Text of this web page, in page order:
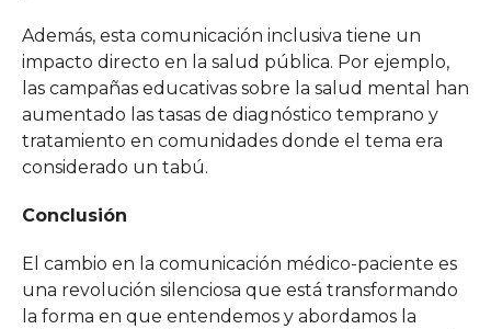
Además, esta comunicación inclusiva tiene un
impacto directo en la salud pública. Por ejemplo,
las campañas educativas sobre la salud mental han
aumentado las tasas de diagnóstico temprano y
tratamiento en comunidades donde el tema era
considerado un tabú.
Conclusión
El cambio en la comunicación médico-paciente es
una revolución silenciosa que está transformando
la forma en que entendemos y abordamos la